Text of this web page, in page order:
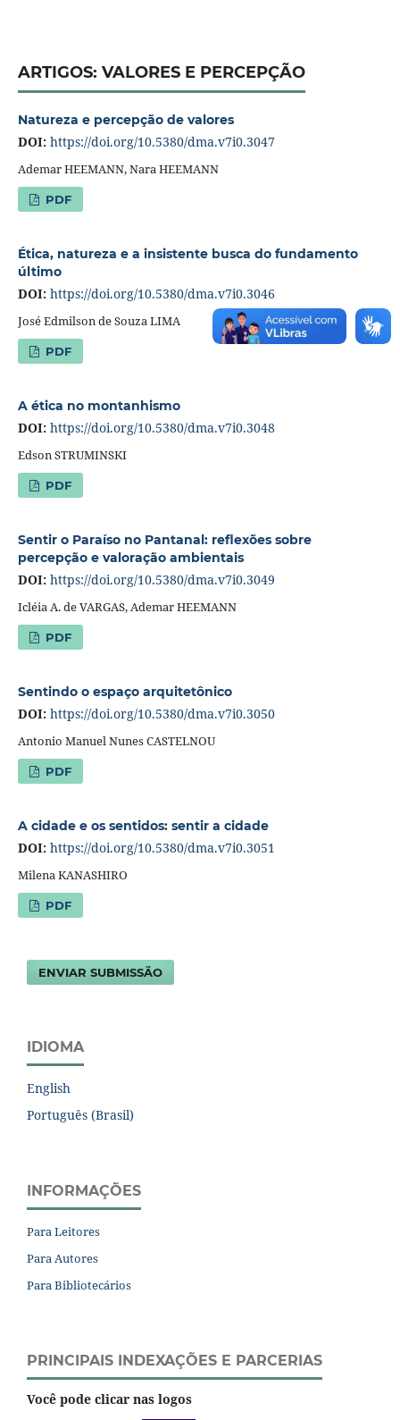
ARTIGOS: VALORES E PERCEPÇÃO
Natureza e percepção de valores
DOI: https://doi.org/10.5380/dma.v7i0.3047
Ademar HEEMANN, Nara HEEMANN
PDF
Ética, natureza e a insistente busca do fundamento
último
DOI: https://doi.org/10.5380/dma.v7i0.3046
José Edmilson de Souza LIMA
PDF
A ética no montanhismo
DOI: https://doi.org/10.5380/dma.v7i0.3048
Edson STRUMINSKI
PDF
Sentir o Paraíso no Pantanal: reflexões sobre
percepção e valoração ambientais
DOI: https://doi.org/10.5380/dma.v7i0.3049
Icléia A. de VARGAS, Ademar HEEMANN
PDF
Sentindo o espaço arquitetônico
DOI: https://doi.org/10.5380/dma.v7i0.3050
Antonio Manuel Nunes CASTELNOU
PDF
A cidade e os sentidos: sentir a cidade
DOI: https://doi.org/10.5380/dma.v7i0.3051
Milena KANASHIRO
PDF
ENVIAR SUBMISSÃO
IDIOMA
English
Português (Brasil)
INFORMAÇÕES
Para Leitores
Para Autores
Para Bibliotecários
PRINCIPAIS INDEXAÇÕES E PARCERIAS
Você pode clicar nas logos